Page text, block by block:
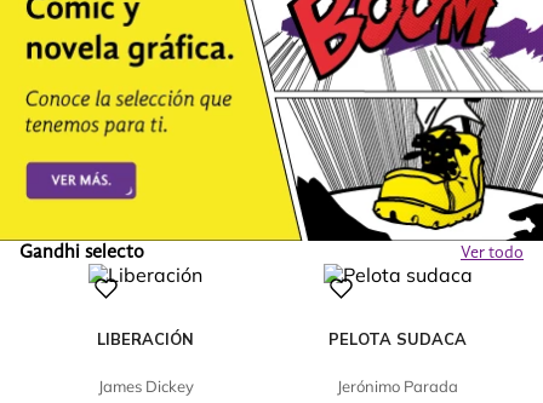
Gandhi selecto Ver todo
LIBERACIÓN
James Dickey
PELOTA SUDACA
Jerónimo Parada